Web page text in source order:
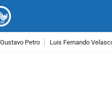
Gustavo Petro Luis Fernando